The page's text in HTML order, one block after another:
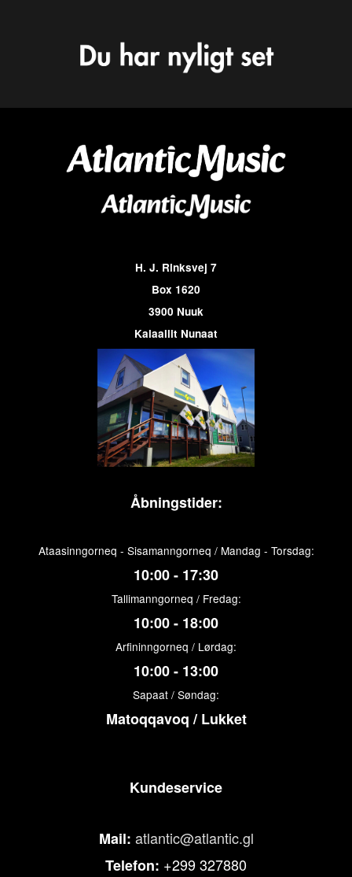
H. J. Rinksvej 7
Box 1620
3900 Nuuk
Kalaallit Nunaat
Åbningstider:
Ataasinngorneq - Sisamanngorneq / Mandag - Torsdag:
10:00 - 17:30
Tallimanngorneq / Fredag:
10:00 - 18:00
Arfininngorneq / Lørdag:
10:00 - 13:00
Sapaat / Søndag:
Matoqqavoq / Lukket
Kundeservice
Mail: atlantic@atlantic.gl
Telefon: +299 327880